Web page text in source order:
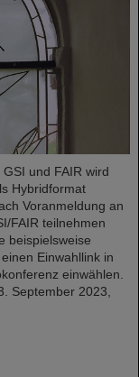
und FAIR wird
Hybridformat
Voranmeldung an
FAIR teilnehmen
beispielsweise
Einwahllink in
einwählen.
September 2023,